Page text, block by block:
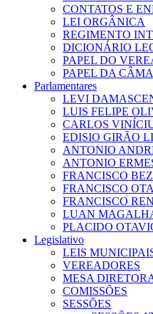
CONTATOS E
LEI ORGÂNICA
REGIMENTO
DICIONÁRIO
PAPEL DO
PAPEL DA
Parlamentares
LEVI
LUIS FELIPE
CARLOS
EDISIO GIRÃO
ANTONIO
ANTONIO
FRANCISCO
FRANCISCO
FRANCISCO
LUAN
PLACIDO
Legislativo
LEIS
VEREADORES
MESA
COMISSÕES
SESSÕES